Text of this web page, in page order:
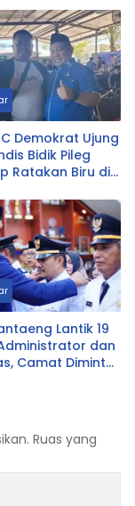
Demokrat Ujung
Bidik Pileg
Ratakan Biru di
Lantik 19
dan
Camat Diminta
Ruas yang